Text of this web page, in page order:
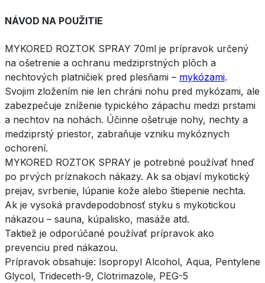
NÁVOD NA POUŽITIE
MYKORED ROZTOK SPRAY 70ml je prípravok určený
na ošetrenie a ochranu medziprstných plôch a
nechtových platničiek pred plesňami – mykózami.
Svojim zložením nie len chráni nohu pred mykózami, ale
zabezpečuje zníženie typického zápachu medzi prstami
a nechtov na nohách. Účinne ošetruje nohy, nechty a
medziprstý priestor, zabraňuje vzniku mykóznych
ochorení.
MYKORED ROZTOK SPRAY je potrebné používať hneď
po prvých príznakoch nákazy. Ak sa objaví mykotický
prejav, svrbenie, lúpanie kože alebo štiepenie nechta.
Ak je vysoká pravdepodobnosť styku s mykotickou
nákazou – sauna, kúpalisko, masáže atd.
Taktiež je odporúčané používať prípravok ako
prevenciu pred nákazou.
Prípravok obsahuje: Isopropyl Alcohol, Aqua, Pentylene
Glycol, Trideceth-9, Clotrimazole, PEG-5